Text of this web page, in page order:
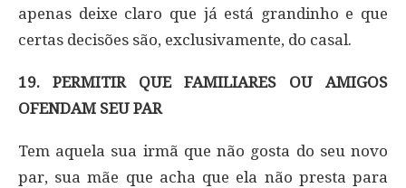
apenas deixe claro que já está grandinho e que
certas decisões são, exclusivamente, do casal.
19. PERMITIR QUE FAMILIARES OU AMIGOS
OFENDAM SEU PAR
Tem aquela sua irmã que não gosta do seu novo
par, sua mãe que acha que ela não presta para